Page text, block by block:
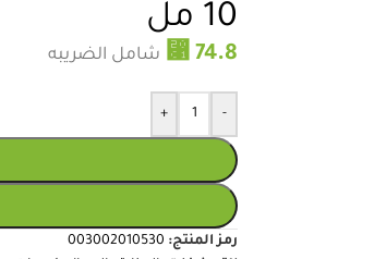
10 مل
⃁ 74.8 شامل الضريبه
-
+
رمز المنتج: 003002010530